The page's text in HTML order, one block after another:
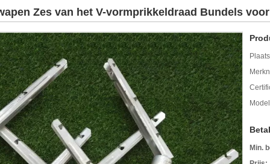
Zes van het V-vormprikkeldraad Bundels
Min.